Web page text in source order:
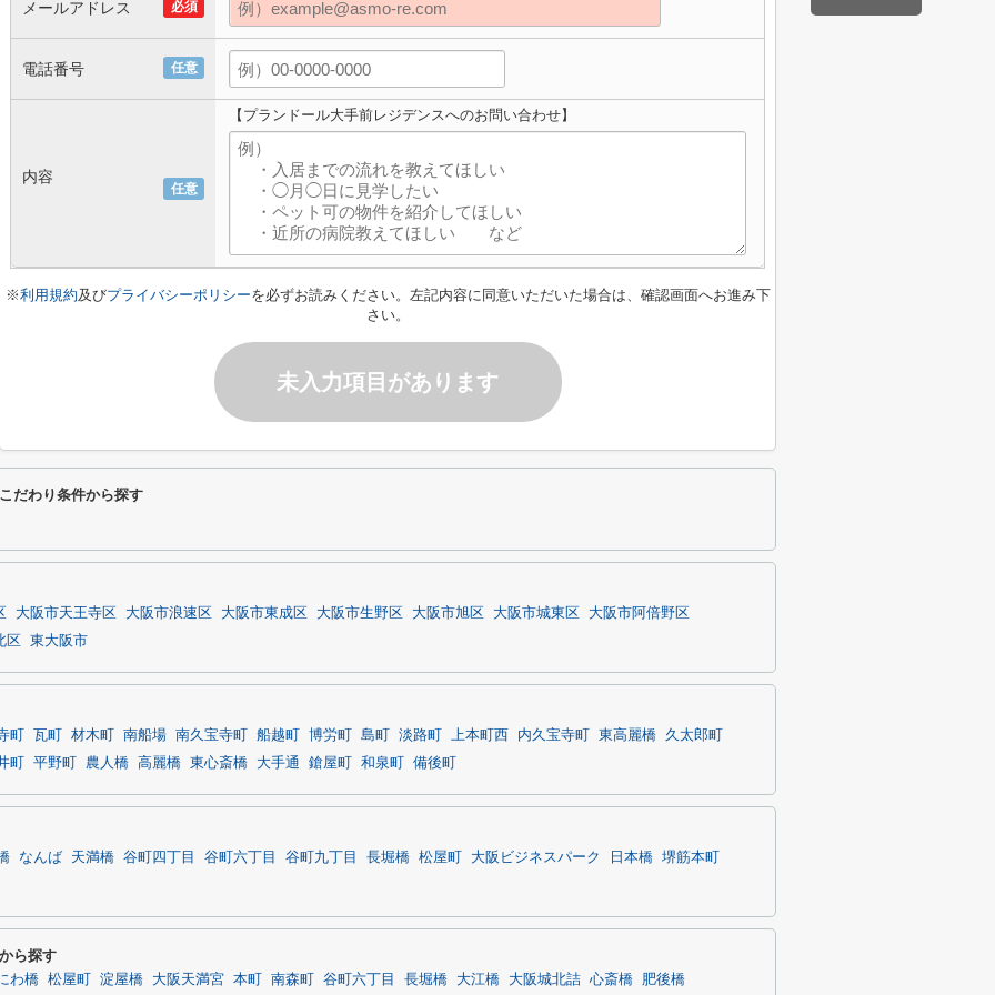
必須
メールアドレス
任意
電話番号
任意
内容
【プランドール大手前レジデンスへのお問い合わせ】
※利用規約及びプライバシーポリシーを必ずお読みください。左記内容に同意いただいた場合は、確認画面へお進み下
さい。
未入力項目があります
だわり条件から探す
大阪市天王寺区 大阪市浪速区 大阪市東成区 大阪市生野区 大阪市旭区 大阪市城東区
大阪市阿倍野区
区 東大阪市
町 瓦町 材木町 南船場 南久宝寺町 船越町 博労町 島町 淡路町 上本町西 内久宝寺町 東高麗橋
久太郎町
町 平野町 農人橋 高麗橋 東心斎橋 大手通 鎗屋町 和泉町 備後町
なんば 天満橋 谷町四丁目 谷町六丁目 谷町九丁目 長堀橋 松屋町 大阪ビジネスパーク 日本橋 堺筋本町
ら探す
わ橋 松屋町 淀屋橋 大阪天満宮 本町 南森町 谷町六丁目 長堀橋 大江橋 大阪城北詰 心斎橋 肥後橋